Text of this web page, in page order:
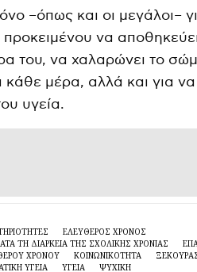
–όπως και οι μεγάλοι–
προκειμένου να
του, να χαλαρώνει το
κάθε μέρα, αλλά και για
υγεία.
ΕΛΕΥΘΕΡΟΣ ΧΡΟΝΟΣ
ΤΗ ΔΙΆΡΚΕΙΑ ΤΗΣ ΣΧΟΛΙΚΉΣ ΧΡΟΝΙΆΣ
ΧΡΌΝΟΥ
ΚΟΙΝΩΝΙΚΟΤΗΤΑ
ΥΓΕΊΑ
ΥΓΕΙΑ ΨΥΧΙΚΉ